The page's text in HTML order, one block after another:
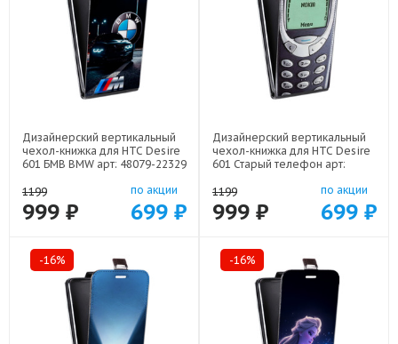
Дизайнерский вертикальный
чехол-книжка для HTC Desire
601 БМВ BMW арт: 48079-22329
1199
999 ₽
по акции
699 ₽
Дизайнерский вертикальный
чехол-книжка для HTC Desire
601 Старый телефон арт:
1199
999 ₽
по акции
699 ₽
-16% -16%